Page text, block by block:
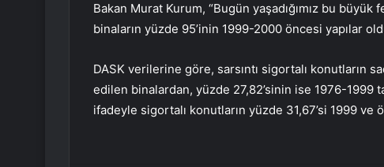
Bakan Murat Kurum, “Bugün yaşadığımız bu büyük
binaların yüzde 95’inin 1999-2000 öncesi yapılar
DASK verilerine göre, sarsıntı sigortalı konutların
edilen binalardan, yüzde 27,82’sinin ise 1976-
ifadeyle sigortalı konutların yüzde 31,67’si 1999 ve